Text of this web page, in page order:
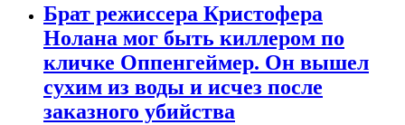
Брат режиссера Кристофера
Нолана мог быть киллером по
кличке Оппенгеймер. Он вышел
сухим из воды и исчез после
заказного убийства